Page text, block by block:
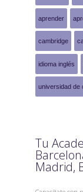
aprender
cambridge
idioma inglés
universidad de
Tu
Madrid,